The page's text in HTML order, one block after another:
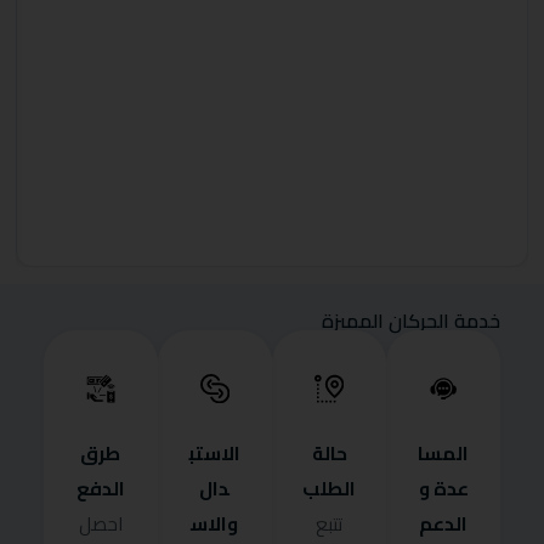
خدمة الحركان المميزة
المسا
عدة و
الدعم
حالة
الطلب
تتبع
الاستب
دال
والاس
طرق
الدفع
احصل